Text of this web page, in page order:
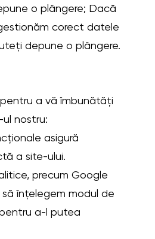
o plângere; Dacă
corect datele
depune o plângere.
a vă îmbunătăți
nostru:
asigură
a site-ului.
precum Google
înțelegem modul de
a-l putea